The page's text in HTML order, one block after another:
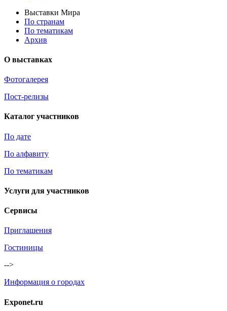
Выставки Мира
По странам
По тематикам
Архив
О выставках
Фотогалерея
Пост-релизы
Каталог участников
По дате
По алфавиту
По тематикам
Услуги для участников
Сервисы
Приглашения
Гостиницы
-->
Информация о городах
Exponet.ru